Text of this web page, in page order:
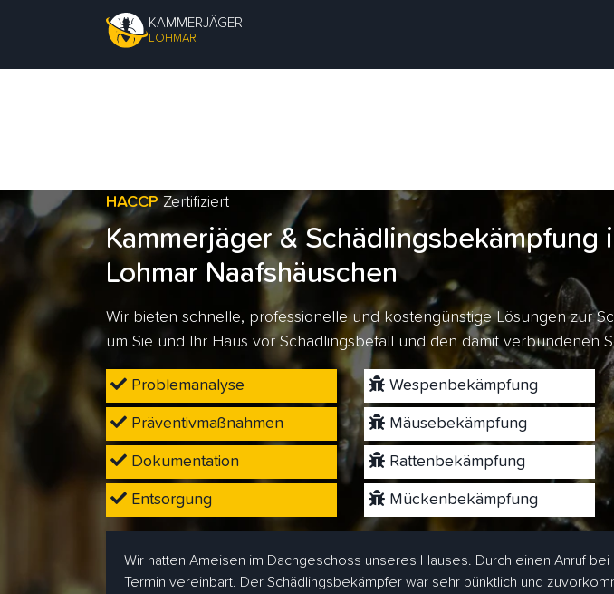
KAMMERJÄGER
LOHMAR
HACCP Zertifiziert
Kammerjäger & Schädlingsbekämpfung
Lohmar Naafshäuschen
Wir bieten schnelle, professionelle und kostengünstige Lösungen zur
um Sie und Ihr Haus vor Schädlingsbefall und den damit verbundenen
Problemanalyse
Präventivmaßnahmen
Dokumentation
Entsorgung
Wespenbekämpfung
Mäusebekämpfung
Rattenbekämpfung
Mückenbekämpfung
Wir hatten Ameisen im Dachgeschoss unseres Hauses. Durch einen Anruf
Termin vereinbart. Der Schädlingsbekämpfer war sehr pünktlich und